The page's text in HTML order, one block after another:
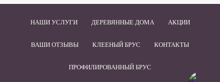
НАШИ УСЛУГИ ДЕРЕВЯННЫЕ ДОМА АКЦИИ
ВАШИ ОТЗЫВЫ КЛЕЕНЫЙ БРУС КОНТАКТЫ
ПРОФИЛИРОВАННЫЙ БРУС